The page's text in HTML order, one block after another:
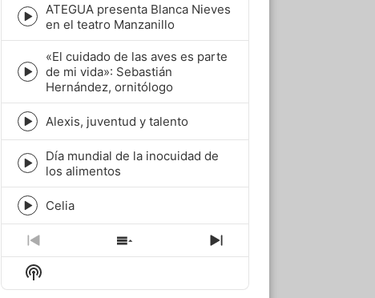
Episode
play
icon
ATEGUA presenta Blanca Nieves
en el teatro Manzanillo
Episode
play
icon
«El cuidado de las aves es parte
de mi vida»: Sebastián
Hernández, ornitólogo
Episode
play
icon
Alexis, juventud y talento
Episode
play
icon
Día mundial de la inocuidad de
los alimentos
Episode
play
icon
Celia
Previous
Episode
Show
Episodes
Next
Episode
Show
Podcast